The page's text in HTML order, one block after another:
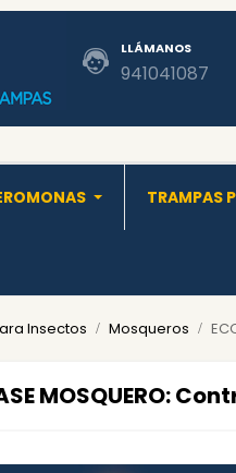
LLÁMANOS
941041087
TRAMPAS
Insectos Mosqueros
MOSQUERO: